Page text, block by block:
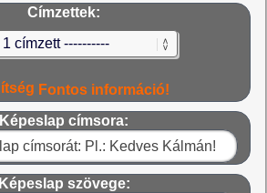
Címzettek:
Fontos információ!
Képeslap címsora:
Képeslap szövege: